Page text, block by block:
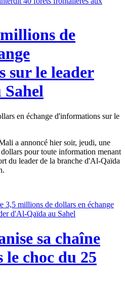
de
sur le leader
a annoncé hier soir, jeudi, une
pour toute information menant
du leader de la branche d'Al-Qaïda
3,5 millions de dollars en échange
d'Al-Qaïda au Sahel
sa chaîne
choc du 25